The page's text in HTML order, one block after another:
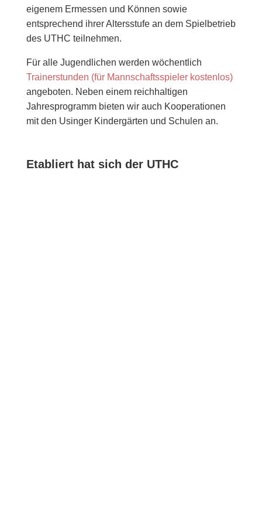
eigenem Ermessen und Können sowie
entsprechend ihrer Altersstufe an dem Spielbetrieb
des UTHC teilnehmen.
Für alle Jugendlichen werden wöchentlich
Trainerstunden (für Mannschaftsspieler kostenlos)
angeboten. Neben einem reichhaltigen
Jahresprogramm bieten wir auch Kooperationen
mit den Usinger Kindergärten und Schulen an.
Etabliert hat sich der UTHC